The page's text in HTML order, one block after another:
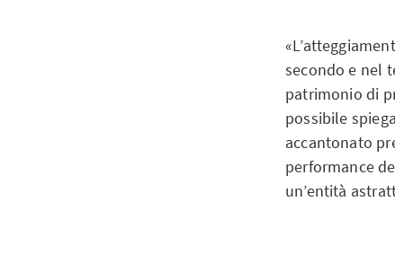
secondo e nel
patrimonio di
possibile
accantonato
performance
un’entità